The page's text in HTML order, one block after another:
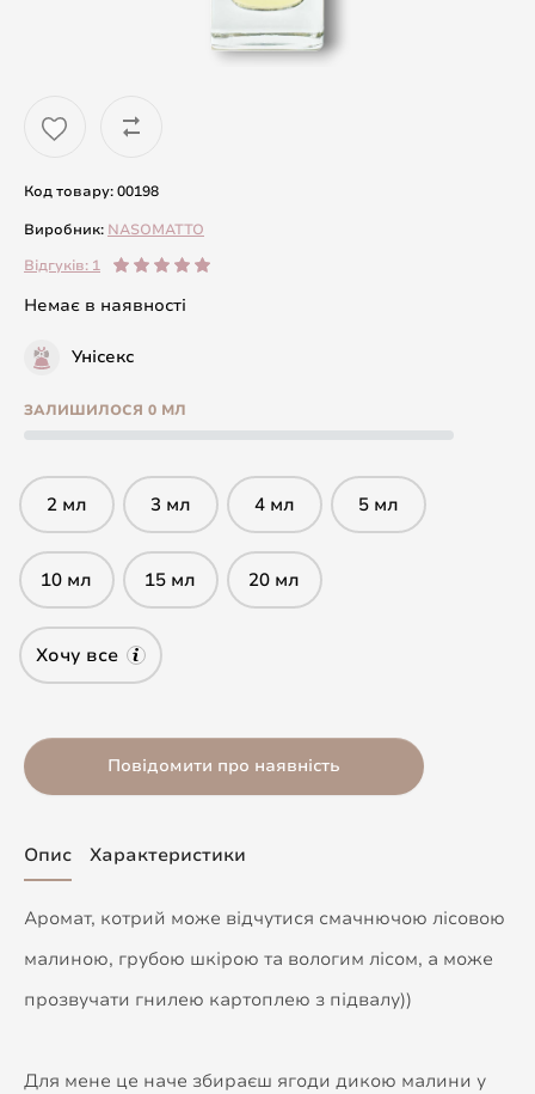
Код товару: 00198
Виробник: NASOMATTO
Відгуків: 1
Немає в наявності
Унісекс
ЗАЛИШИЛОСЯ 0 МЛ
2 мл 3 мл 4 мл 5 мл
10 мл 15 мл 20 мл
Хочу все
Повідомити про наявність
Опис Характеристики
Аромат, котрий може відчутися смачнючою лісовою
малиною, грубою шкірою та вологим лісом, а може
прозвучати гнилею картоплею з підвалу))
Для мене це наче збираєш ягоди дикою малини у